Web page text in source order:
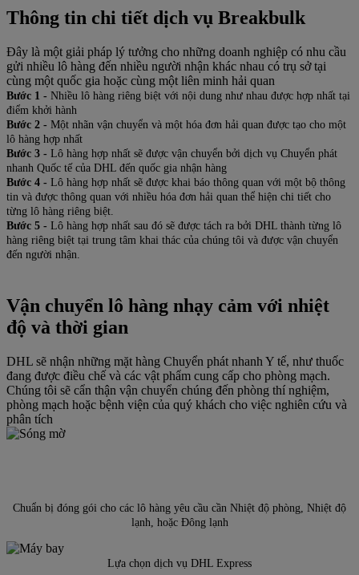
Thông tin chi tiết dịch vụ Breakbulk
Đây là một giải pháp lý tưởng cho những doanh nghiệp có nhu cầu
gửi nhiều lô hàng đến nhiều người nhận khác nhau có trụ sở tại
cùng một quốc gia hoặc cùng một liên minh hải quan
Bước 1 - Nhiều lô hàng riêng biệt với nội dung như nhau được hợp nhất tại
điểm khởi hành
Bước 2 - Một nhãn vận chuyển và một hóa đơn hải quan được tạo cho một
lô hàng hợp nhất
Bước 3 - Lô hàng hợp nhất sẽ được vận chuyển bởi dịch vụ Chuyển phát
nhanh Quốc tế của DHL đến quốc gia nhận hàng
Bước 4 - Lô hàng hợp nhất sẽ được khai báo thông quan với một bộ thông
tin và được thông quan với nhiều hóa đơn hải quan thể hiện chi tiết cho
từng lô hàng riêng biệt.
Bước 5 - Lô hàng hợp nhất sau đó sẽ được tách ra bởi DHL thành từng lô
hàng riêng biệt tại trung tâm khai thác của chúng tôi và được vận chuyển
đến người nhận.
Vận chuyển lô hàng nhạy cảm với nhiệt
độ và thời gian
DHL sẽ nhận những mặt hàng Chuyển phát nhanh Y tế, như thuốc
đang được điều chế và các vật phẩm cung cấp cho phòng mạch.
Chúng tôi sẽ cẩn thận vận chuyển chúng đến phòng thí nghiệm,
phòng mạch hoặc bệnh viện của quý khách cho việc nghiên cứu và
phân tích
Chuẩn bị đóng gói cho các lô hàng yêu cầu cần Nhiệt độ phòng, Nhiệt độ
lạnh, hoặc Đông lạnh
Lựa chọn dịch vụ DHL Express